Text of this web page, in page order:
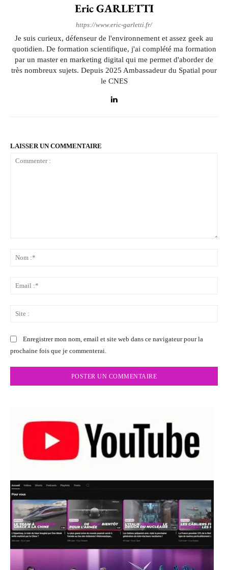
Eric GARLETTI
https://www.eric-garletti.fr/
Je suis curieux, défenseur de l'environnement et assez geek au
quotidien. De formation scientifique, j'ai complété ma formation
par un master en marketing digital qui me permet d'aborder de
très nombreux sujets. Depuis 2025 Ambassadeur du Spatial pour
le CNES
LAISSER UN COMMENTAIRE
Enregistrer mon nom, email et site web dans ce navigateur pour la
prochaine fois que je commenterai.